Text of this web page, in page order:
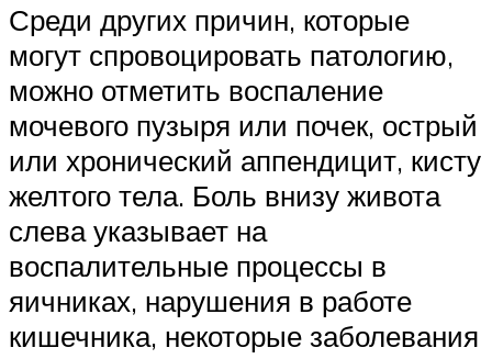
Среди других причин, которые
могут спровоцировать патологию,
можно отметить воспаление
мочевого пузыря или почек, острый
или хронический аппендицит, кисту
желтого тела. Боль внизу живота
слева указывает на
воспалительные процессы в
яичниках, нарушения в работе
кишечника, некоторые заболевания